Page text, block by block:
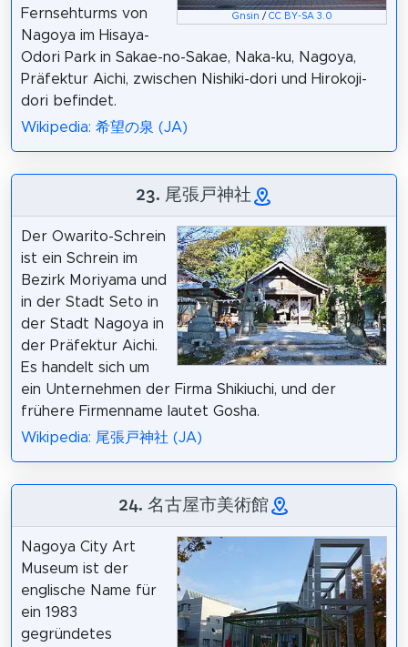
Gnsin / CC BY-SA 3.0
Fernsehturms von
Nagoya im Hisaya-
Odori Park in Sakae-no-Sakae, Naka-ku, Nagoya,
Präfektur Aichi, zwischen Nishiki-dori und Hirokoji-
dori befindet.
Wikipedia: 希望の泉 (JA)
23. 尾張戸神社
Der Owarito-Schrein
ist ein Schrein im
Bezirk Moriyama und
in der Stadt Seto in
der Stadt Nagoya in
der Präfektur Aichi.
Es handelt sich um
ein Unternehmen der Firma Shikiuchi, und der
frühere Firmenname lautet Gosha.
Wikipedia: 尾張戸神社 (JA)
24. 名古屋市美術館
Nagoya City Art
Museum ist der
englische Name für
ein 1983
gegründetes